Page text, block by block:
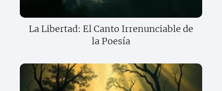
La Libertad: El Canto Irrenunciable de
la Poesía